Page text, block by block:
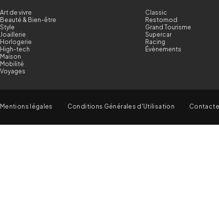
Art de vivre
Beauté & Bien-être
Style
Joaillerie
Horlogerie
High-tech
Maison
Mobilité
Voyages
Classic
Restomod
Grand Tourisme
Supercar
Racing
Évènements
Mentions légales Conditions Générales d'Utilisation